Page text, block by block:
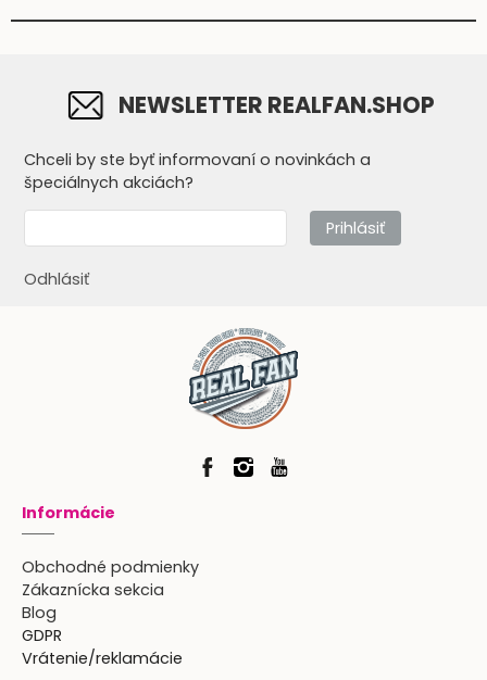
NEWSLETTER REALFAN.SHOP
Chceli by ste byť informovaní o novinkách a
špeciálnych akciách?
Prihlásiť
Odhlásiť
Informácie
Obchodné podmienky
Zákaznícka sekcia
Blog
GDPR
Vrátenie/reklamácie